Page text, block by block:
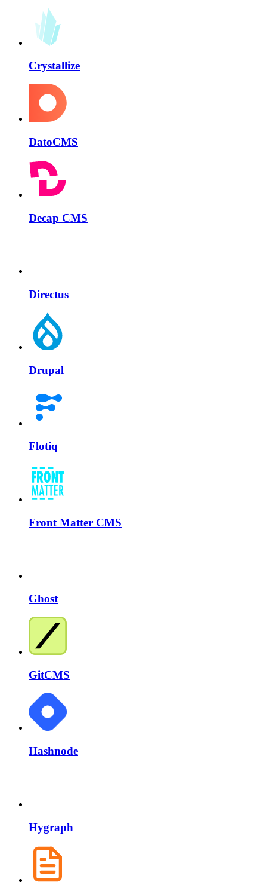
Crystallize
DatoCMS
Decap CMS
Directus
Drupal
Flotiq
Front Matter CMS
Ghost
GitCMS
Hashnode
Hygraph